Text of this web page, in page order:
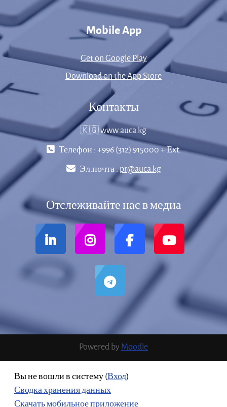
Mobile App
Get on Google Play
Download on the App Store
Контакты
🇰🇬 www.auca.kg
Телефон : +996 (312) 915000 + Еxt.
Эл.почта :pr@auca.kg
Отслеживайте нас в медиа
Powered byMoodle
Вы не вошли в систему (Вход)
Сводка хранения данных
Скачать мобильное приложение